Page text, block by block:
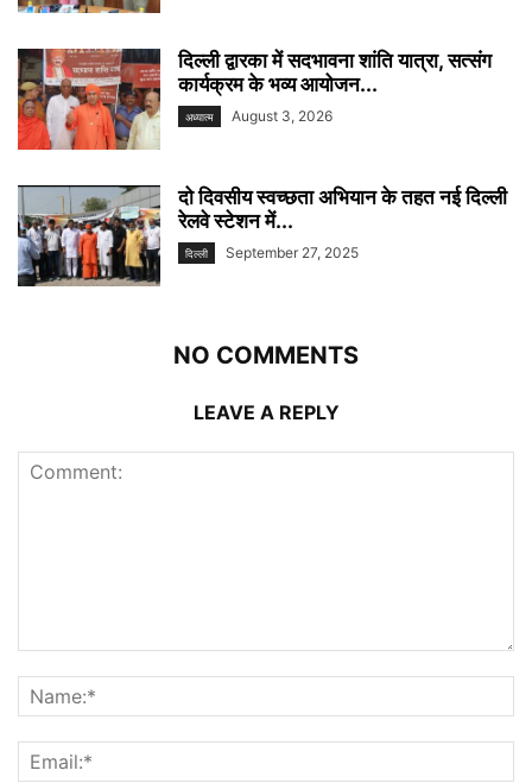
दिल्ली द्वारका में सदभावना शांति यात्रा, सत्संग
कार्यक्रम के भव्य आयोजन...
अध्यात्म August 3, 2026
दो दिवसीय स्वच्छता अभियान के तहत नई दिल्ली
रेलवे स्टेशन में...
दिल्ली September 27, 2025
NO COMMENTS
LEAVE A REPLY